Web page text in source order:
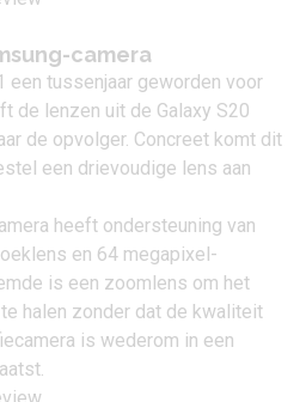
camera
een tussenjaar geworden voor
de lenzen uit de Galaxy S20
de opvolger. Concreet komt dit
een drievoudige lens aan
heeft ondersteuning van
en 64 megapixel-
is een zoomlens om het
halen zonder dat de kwaliteit
is wederom in een